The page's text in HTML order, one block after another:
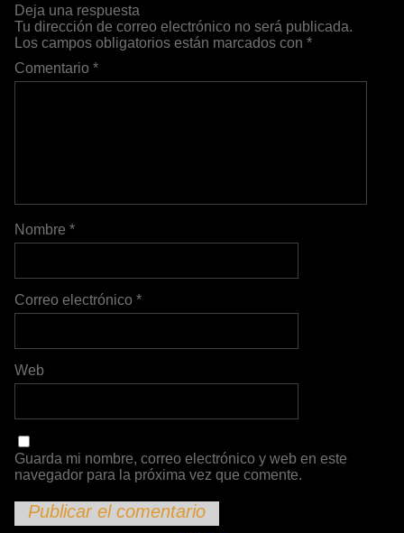
Deja una respuesta
Tu dirección de correo electrónico no será publicada.
Los campos obligatorios están marcados con *
Comentario *
Nombre *
Correo electrónico *
Web
Guarda mi nombre, correo electrónico y web en este
navegador para la próxima vez que comente.